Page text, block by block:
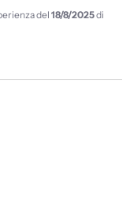
del18/8/2025di